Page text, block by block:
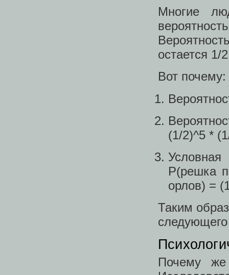
Многие
остается 1/
Вот почему:
(1/2)^5 *
P(решка
орлов) =
Таким
Почему